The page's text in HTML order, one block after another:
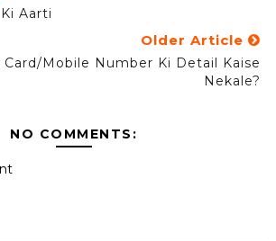
Aarti
Older Article
Card/mobile Number Ki Detail Kaise
Nekale?
NO COMMENTS: